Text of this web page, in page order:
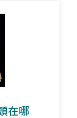
在哪